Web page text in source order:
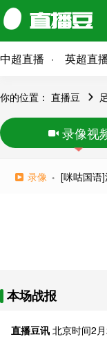
中超直播 英超直
你的位置： 直播豆
录像视
录像 [咪咕国语
本场战报
直播豆讯 北京时间2